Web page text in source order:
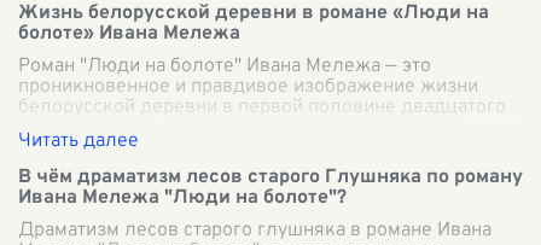
Жизнь белорусской деревни в романе «Люди на
болоте» Ивана Мележа
Роман "Люди на болоте" Ивана Мележа — это
проникновенное и правдивое изображение жизни
белорусской деревни в первой половине двадцатого
века. Центральное место в произведении заним
В чём драматизм лесов старого Глушняка по роману
Ивана Мележа "Люди на болоте"?
Драматизм лесов старого глушняка в романе Ивана